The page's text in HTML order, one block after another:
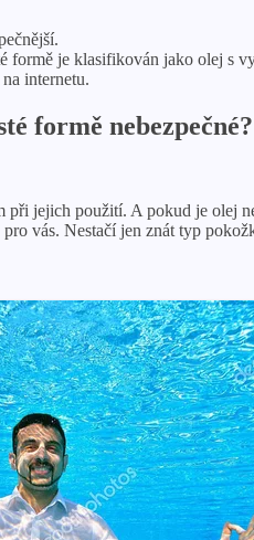
formě je klasifikován jako olej s
internetu.
formě nebezpečné?
jejich použití. A pokud je olej
vás. Nestačí jen znát typ